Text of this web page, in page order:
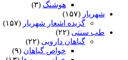
هوشنگ (۳)
شهریار (۱۵۷)
گزیده اشعار شهریار (۱۵۷)
طب سنتی (۲۲)
گیاهان دارویی (۲۲)
خواص گیاهان (۹)